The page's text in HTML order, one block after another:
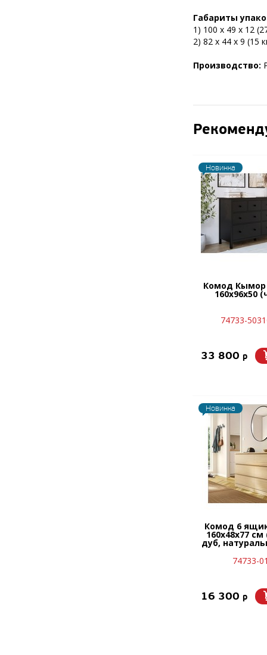
Габариты
1) 100 х 49 х 12
2) 82 х 44 х 9 (15
Производство:
Новинка
Комод
160х96х50
74733-
33 800 p
Новинка
Комод 6
160x48х77
дуб,
74733-
16 300 p